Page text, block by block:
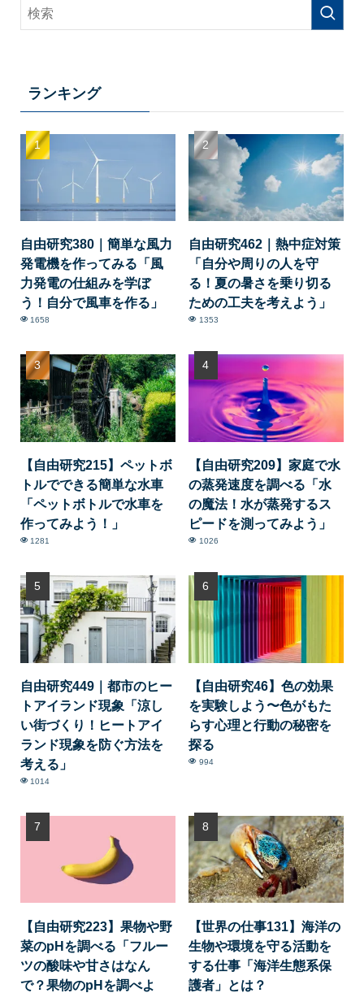
ランキング
自由研究380｜簡単な風力
発電機を作ってみる「風
力発電の仕組みを学ぼ
う！自分で風車を作る」
1658
自由研究462｜熱中症対策
「自分や周りの人を守
る！夏の暑さを乗り切る
ための工夫を考えよう」
1353
【自由研究215】ペットボ
トルでできる簡単な水車
「ペットボトルで水車を
作ってみよう！」
1281
【自由研究209】家庭で水
の蒸発速度を調べる「水
の魔法！水が蒸発するス
ピードを測ってみよう」
1026
自由研究449｜都市のヒー
トアイランド現象「涼し
い街づくり！ヒートアイ
ランド現象を防ぐ方法を
考える」
1014
【自由研究46】色の効果
を実験しよう〜色がもた
らす心理と行動の秘密を
探る
994
【自由研究223】果物や野
菜のpHを調べる「フルー
ツの酸味や甘さはなん
で？果物のpHを調べよ
【世界の仕事131】海洋の
生物や環境を守る活動を
する仕事「海洋生態系保
護者」とは？